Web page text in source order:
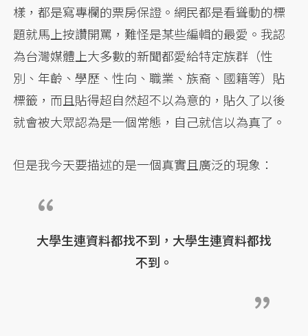
樣，都是寫專欄的票房保證。網民都是看聳動的標
題就馬上按讚開罵，難怪是某些編輯的最愛。我認
為台灣媒體上大多數的新聞都愛給特定族群（性
別、年齡、學歷、性向、職業、族裔、國籍等）貼
標籤，而且貼得超自然超不以為意的，貼久了以後
就會被大眾認為是一個常態，自己就信以為真了。
但是我今天要描述的是一個真實且廣泛的現象：
大學生連資料都找不到，大學生連資料都找
不到。